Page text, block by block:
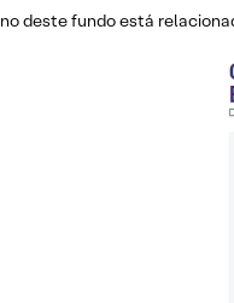
deste fundo está